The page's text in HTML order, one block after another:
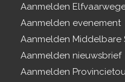
Aanmelden
Aanmelden evenement
Aanmelden Middelbare
Aanmelden nieuwsbrief
Aanmelden